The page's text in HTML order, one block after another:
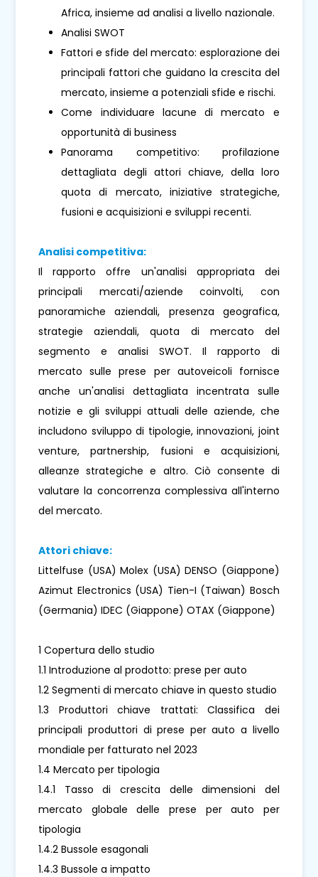
Africa, insieme ad analisi a livello nazionale.
Analisi SWOT
Fattori e sfide del mercato: esplorazione dei
principali fattori che guidano la crescita del
mercato, insieme a potenziali sfide e rischi.
Come individuare lacune di mercato e
opportunità di business
Panorama competitivo: profilazione
dettagliata degli attori chiave, della loro
quota di mercato, iniziative strategiche,
fusioni e acquisizioni e sviluppi recenti.
Analisi competitiva:
Il rapporto offre un'analisi appropriata dei
principali mercati/aziende coinvolti, con
panoramiche aziendali, presenza geografica,
strategie aziendali, quota di mercato del
segmento e analisi SWOT. Il rapporto di
mercato sulle prese per autoveicoli fornisce
anche un'analisi dettagliata incentrata sulle
notizie e gli sviluppi attuali delle aziende, che
includono sviluppo di tipologie, innovazioni, joint
venture, partnership, fusioni e acquisizioni,
alleanze strategiche e altro. Ciò consente di
valutare la concorrenza complessiva all'interno
del mercato.
Attori chiave:
Littelfuse (USA) Molex (USA) DENSO (Giappone)
Azimut Electronics (USA) Tien-I (Taiwan) Bosch
(Germania) IDEC (Giappone) OTAX (Giappone)
1 Copertura dello studio
1.1 Introduzione al prodotto: prese per auto
1.2 Segmenti di mercato chiave in questo studio
1.3 Produttori chiave trattati: Classifica dei
principali produttori di prese per auto a livello
mondiale per fatturato nel 2023
1.4 Mercato per tipologia
1.4.1 Tasso di crescita delle dimensioni del
mercato globale delle prese per auto per
tipologia
1.4.2 Bussole esagonali
1.4.3 Bussole a impatto